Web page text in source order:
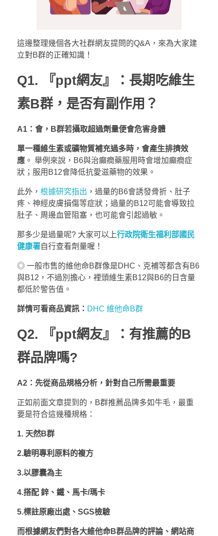
這邊整理幾個各大社群網友提問的Q&A，來為大家建
立對B群的正確知識！
Q1. 『ppt網友』：長期吃維生
素B群，是否有副作用 ？
A1：會，B群若攝取超過劑量便會危害身體
單一種維生素或礦物質補充過多時，會產生排擠效
應 。 舉例來說，B6與治癲癇藥服用時會增加癲癇症
狀；服用B12會降低抗愛滋藥物的效果。
此外， 根據研究指出 ，過量的B6會誘發骨折、肚子
疼、神經皮膚損傷等症狀；過量的B12可能會導致拉
肚子、周邊血管阻塞，也可能會引起過敏。
那多少是過量呢? 大家可以上行政院衛生福利部國民
健康署自行查看劑量喔！
◎ 一般市售的維他命B群像是DHC、克補等都含有B6
與B12，不過別擔心，裡頭維生素B12與B6的日含量
都低於警告值。
詳情可看商品資訊： DHC 維他命B群
Q2. 『ppt網友』：有推薦的B
群品牌嗎?
A2：先從商品規格分析，針對自己所需最重要
正如前面文章提到的，B群推薦品牌多如牛毛，最重
要是符合這幾種規格：
1. 天然B群
2.驗明專利原料的複方
3.以膠囊為主
4.搭配 鋅、鐵、馬卡/瑪卡
5.標註原廠出處、SGS檢驗
而根據網友們對各大維他命B群品牌的評論、網站商